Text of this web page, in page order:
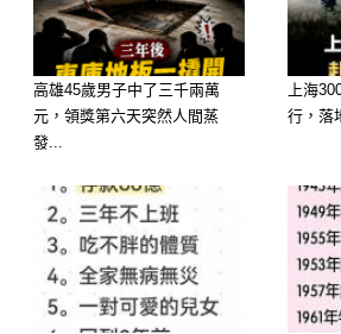
高雄45歲男子中了三千兩萬
元，領獎第六天突然人間蒸
發...
上海
行，落